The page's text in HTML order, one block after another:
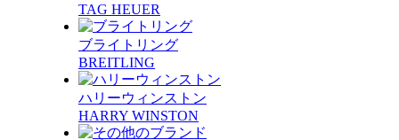
TAG HEUER
ブライトリング
BREITLING
ハリーウィンストン
HARRY WINSTON